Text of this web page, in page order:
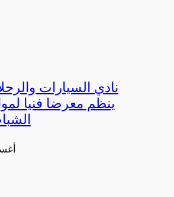
نادي السيارات
ينظم معرضا فنيا
11